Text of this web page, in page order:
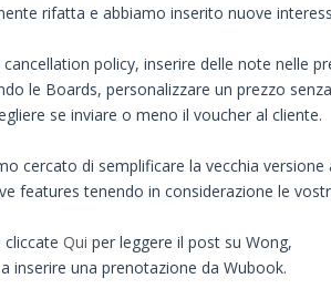
rifatta e abbiamo inserito nuove
policy, inserire delle note nelle
le Boards, personalizzare un prezzo
se inviare o meno il voucher al cliente.
cercato di semplificare la vecchia versione
features tenendo in considerazione le
Qui per leggere il post su Wong,
inserire una prenotazione da Wubook.